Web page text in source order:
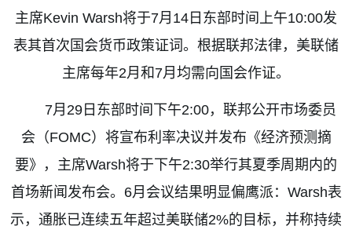
主席Kevin Warsh将于7月 14 日东部时间上午10:00发
表其首次国会货币政策证词。根据联邦法律，美联储
主席每年2月和 7月均需向国会作证。
7月 29日东部时间下午2:00，联邦公开市场委员
会（FOMC）将宣布利率决议并发布《经济预测摘
要》，主席Warsh将于下午2:30举行其夏季周期内的
首场新闻发布会。 6月会议结果明显偏鹰派： Warsh表
示，通胀已连续五年超过美联储2%的目标，并称持续